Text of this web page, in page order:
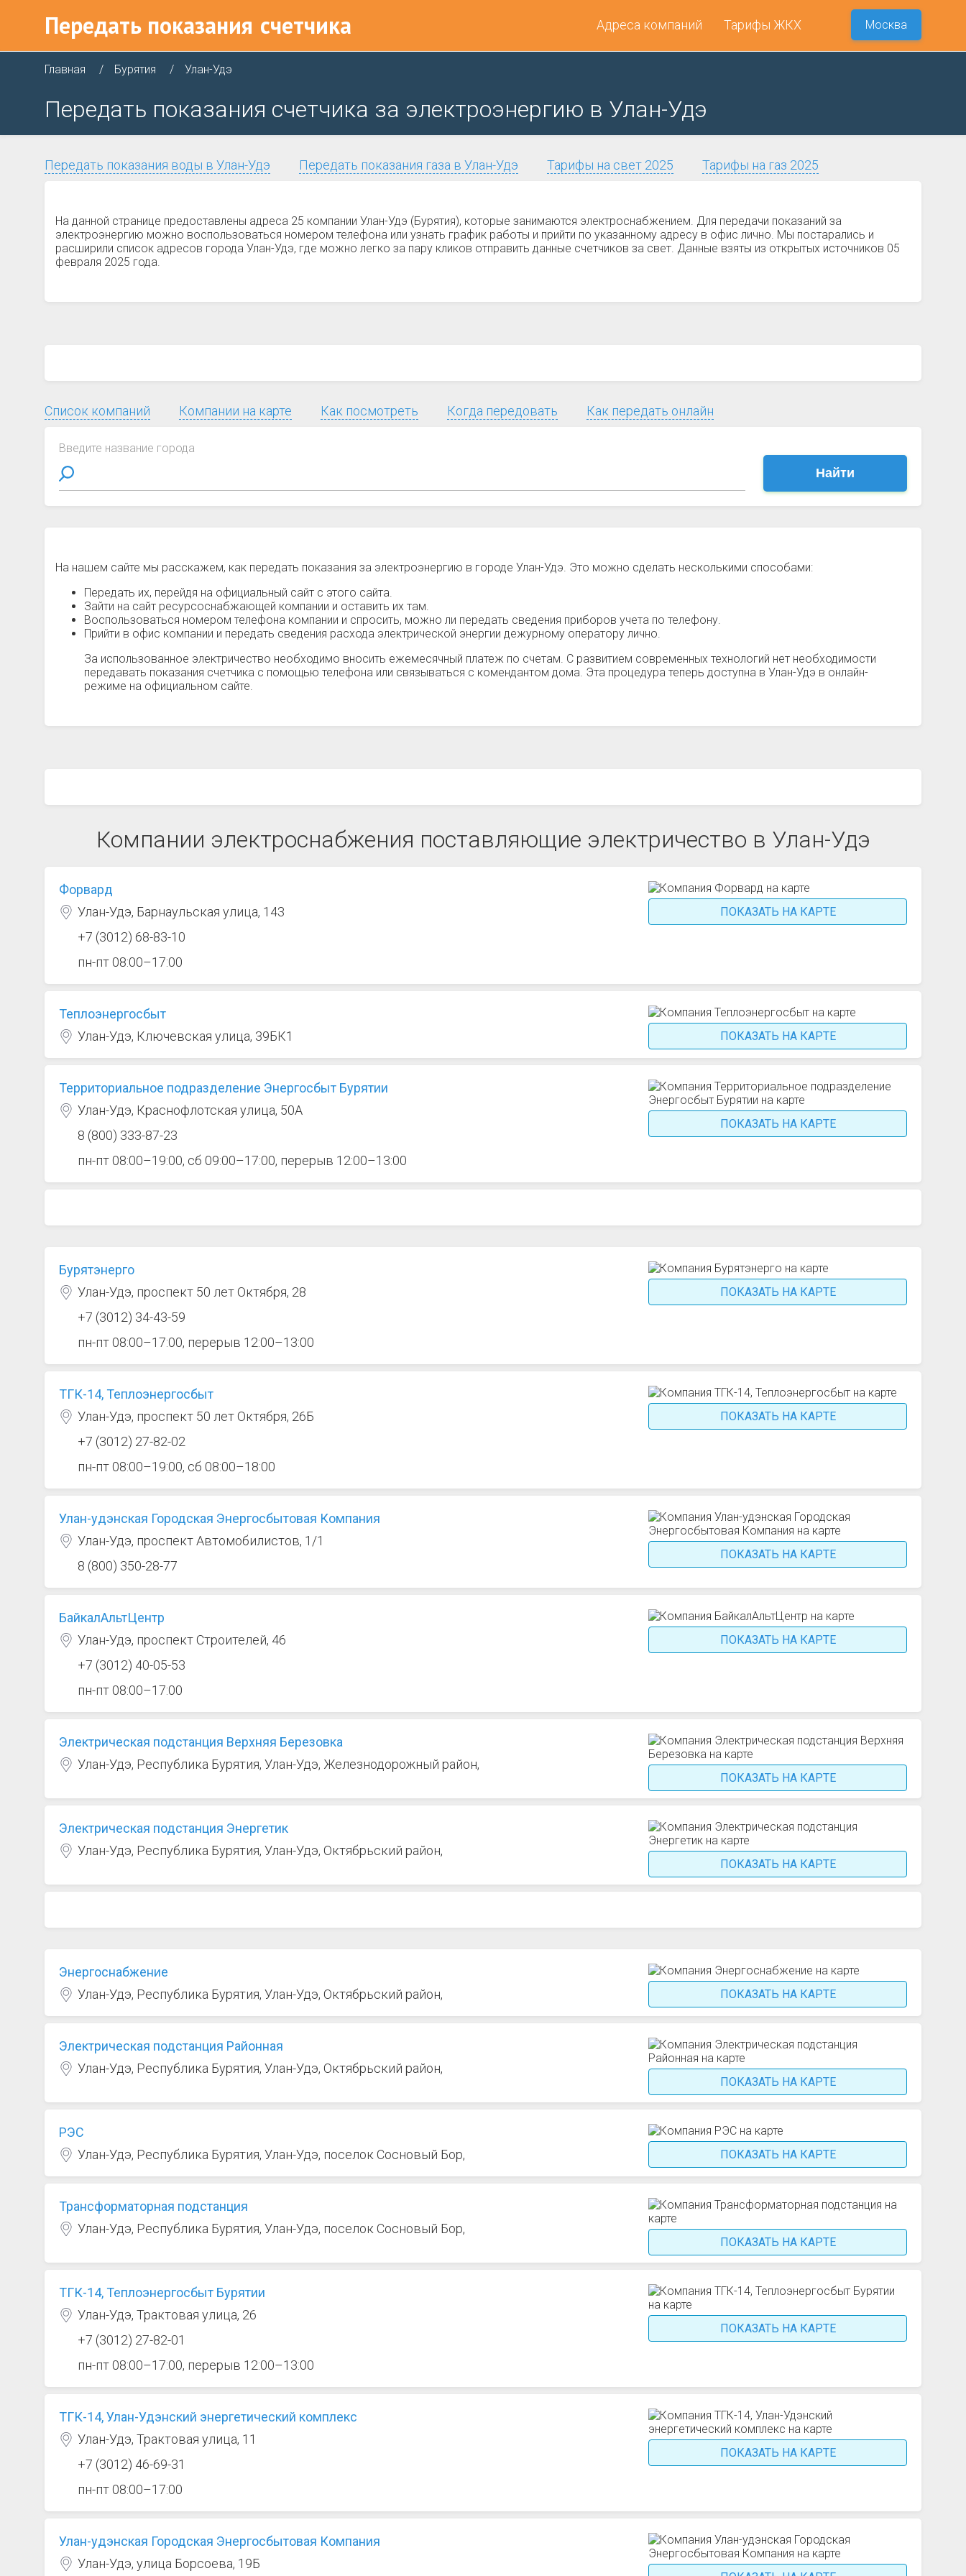
Передать показания счетчика Адреса компаний Тарифы ЖКХ Москва
Главная Бурятия Улан-Удэ
Передать показания счетчика за электроэнергию в Улан-Удэ
Передать показания воды в Улан-Удэ Передать показания газа в Улан-Удэ Тарифы на свет 2025 Тарифы на газ 2025
На данной странице предоставлены адреса 25 компании Улан-Удэ (Бурятия), которые занимаются электроснабжением. Для передачи показаний за
электроэнергию можно воспользоваться номером телефона или узнать график работы и прийти по указанному адресу в офис лично. Мы постарались и
расширили список адресов города Улан-Удэ, где можно легко за пару кликов отправить данные счетчиков за свет. Данные взяты из открытых источников 05
февраля 2025 года.
Список компаний Компании на карте Как посмотреть Когда передовать Как передать онлайн
Введите название города
Найти
На нашем сайте мы расскажем, как передать показания за электроэнергию в городе Улан-Удэ. Это можно сделать несколькими способами:
Передать их, перейдя на официальный сайт с этого сайта.
Зайти на сайт ресурсоснабжающей компании и оставить их там.
Воспользоваться номером телефона компании и спросить, можно ли передать сведения приборов учета по телефону.
Прийти в офис компании и передать сведения расхода электрической энергии дежурному оператору лично.
За использованное электричество необходимо вносить ежемесячный платеж по счетам. С развитием современных технологий нет необходимости
передавать показания счетчика с помощью телефона или связываться с комендантом дома. Эта процедура теперь доступна в Улан-Удэ в онлайн-
режиме на официальном сайте.
Компании электроснабжения поставляющие электричество в Улан-Удэ
Форвард
Улан-Удэ, Барнаульская улица, 143
+7 (3012) 68-83-10
пн-пт 08:00–17:00
ПОКАЗАТЬ НА КАРТЕ
Теплоэнергосбыт
Улан-Удэ, Ключевская улица, 39БК1
ПОКАЗАТЬ НА КАРТЕ
Территориальное подразделение Энергосбыт Бурятии
Улан-Удэ, Краснофлотская улица, 50А
8 (800) 333-87-23
пн-пт 08:00–19:00, сб 09:00–17:00, перерыв 12:00–13:00
ПОКАЗАТЬ НА КАРТЕ
Бурятэнерго
Улан-Удэ, проспект 50 лет Октября, 28
+7 (3012) 34-43-59
пн-пт 08:00–17:00, перерыв 12:00–13:00
ПОКАЗАТЬ НА КАРТЕ
ТГК-14, Теплоэнергосбыт
Улан-Удэ, проспект 50 лет Октября, 26Б
+7 (3012) 27-82-02
пн-пт 08:00–19:00, сб 08:00–18:00
ПОКАЗАТЬ НА КАРТЕ
Улан-удэнская Городская Энергосбытовая Компания
Улан-Удэ, проспект Автомобилистов, 1/1
8 (800) 350-28-77
ПОКАЗАТЬ НА КАРТЕ
БайкалАльтЦентр
Улан-Удэ, проспект Строителей, 46
+7 (3012) 40-05-53
пн-пт 08:00–17:00
ПОКАЗАТЬ НА КАРТЕ
Электрическая подстанция Верхняя Березовка
Улан-Удэ, Республика Бурятия, Улан-Удэ, Железнодорожный район,
ПОКАЗАТЬ НА КАРТЕ
Электрическая подстанция Энергетик
Улан-Удэ, Республика Бурятия, Улан-Удэ, Октябрьский район,
ПОКАЗАТЬ НА КАРТЕ
Энергоснабжение
Улан-Удэ, Республика Бурятия, Улан-Удэ, Октябрьский район,
ПОКАЗАТЬ НА КАРТЕ
Электрическая подстанция Районная
Улан-Удэ, Республика Бурятия, Улан-Удэ, Октябрьский район,
ПОКАЗАТЬ НА КАРТЕ
РЭС
Улан-Удэ, Республика Бурятия, Улан-Удэ, поселок Сосновый Бор,
ПОКАЗАТЬ НА КАРТЕ
Трансформаторная подстанция
Улан-Удэ, Республика Бурятия, Улан-Удэ, поселок Сосновый Бор,
ПОКАЗАТЬ НА КАРТЕ
ТГК-14, Теплоэнергосбыт Бурятии
Улан-Удэ, Трактовая улица, 26
+7 (3012) 27-82-01
пн-пт 08:00–17:00, перерыв 12:00–13:00
ПОКАЗАТЬ НА КАРТЕ
ТГК-14, Улан-Удэнский энергетический комплекс
Улан-Удэ, Трактовая улица, 11
+7 (3012) 46-69-31
пн-пт 08:00–17:00
ПОКАЗАТЬ НА КАРТЕ
Улан-удэнская Городская Энергосбытовая Компания
Улан-Удэ, улица Борсоева, 19Б